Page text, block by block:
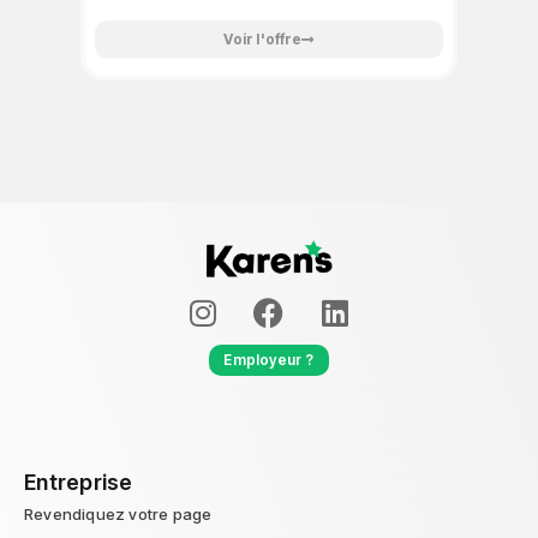
Voir l'offre
Employeur ?
Entreprise
Revendiquez votre page